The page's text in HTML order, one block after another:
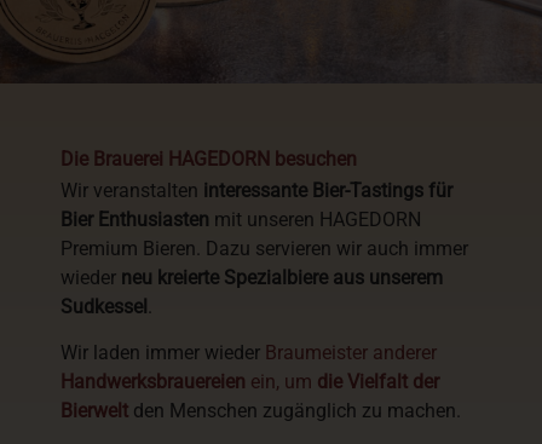
Die Brauerei HAGEDORN besuchen
Wir veranstalten interessante Bier-Tastings für
Bier Enthusiasten mit unseren HAGEDORN
Premium Bieren. Dazu servieren wir auch immer
wieder neu kreierte Spezialbiere aus unserem
Sudkessel .
Wir laden immer wieder Braumeister anderer
Handwerksbrauereien ein, um die Vielfalt der
Bierwelt den Menschen zugänglich zu machen.